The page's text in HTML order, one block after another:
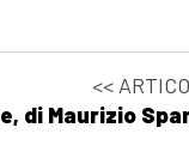
<<
di Maurizio